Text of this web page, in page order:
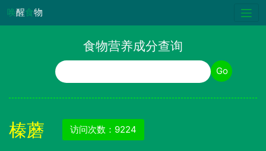
唤醒食物
食物营养成分查询
食物名称 Go
榛蘑 访问次数：9224